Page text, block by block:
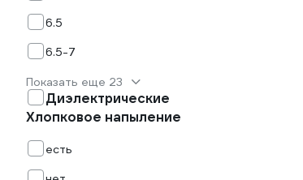
6.5
6.5-7
Показать еще 23
Диэлектрические
Хлопковое напыление
есть